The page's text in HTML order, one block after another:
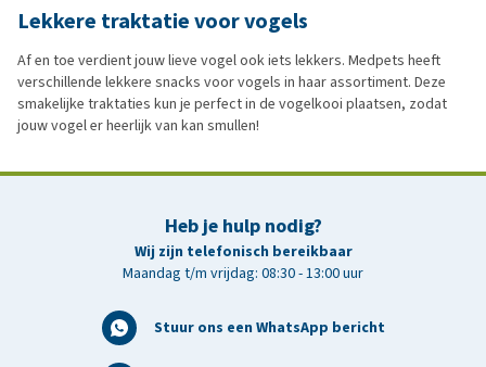
Lekkere traktatie voor vogels
Af en toe verdient jouw lieve vogel ook iets lekkers. Medpets heeft
verschillende lekkere snacks voor vogels in haar assortiment. Deze
smakelijke traktaties kun je perfect in de vogelkooi plaatsen, zodat
jouw vogel er heerlijk van kan smullen!
Heb je hulp nodig?
Wij zijn telefonisch bereikbaar
Maandag t/m vrijdag: 08:30 - 13:00 uur
Stuur ons een WhatsApp bericht